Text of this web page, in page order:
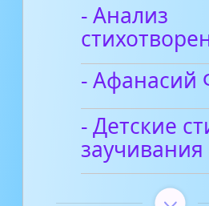
- Анализ
- Афанасий
- Детские
заучивания